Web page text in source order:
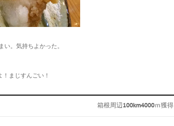
。気持ちよかった。
！まじすんごい！
箱根周辺100km4000ｍ獲得